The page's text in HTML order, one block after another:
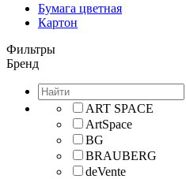
Бумага цветная
Картон
Фильтры
Бренд
ART SPACE
ArtSpace
BG
BRAUBERG
deVente